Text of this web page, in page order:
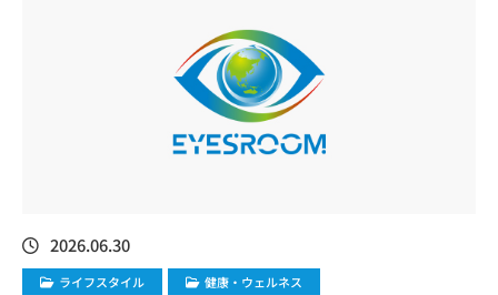
2026.06.30
ライフスタイル
健康・ウェルネス